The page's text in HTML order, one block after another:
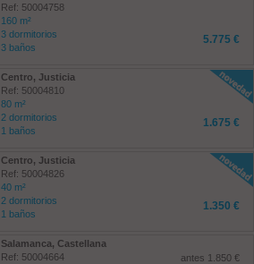
Ref: 50004758
160 m²
3 dormitorios
3 baños
5.775 €
Centro, Justicia
Ref: 50004810
80 m²
2 dormitorios
1 baños
1.675 €
Centro, Justicia
Ref: 50004826
40 m²
2 dormitorios
1 baños
1.350 €
Salamanca, Castellana
Ref: 50004664
antes 1.850 €